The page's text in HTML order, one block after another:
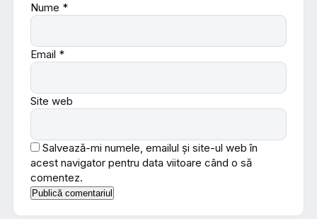
Nume *
Email *
Site web
Salvează-mi numele, emailul și site-ul web în
acest navigator pentru data viitoare când o să
comentez.